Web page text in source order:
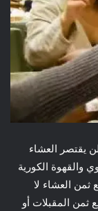
يقتصر العشاء
والقهوة الكورية
ثمن العشاء لا
ثمن المقبلات أو